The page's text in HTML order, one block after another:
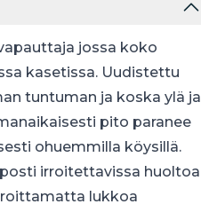
jossa koko
kasetissa. Uudistettu
tuntuman ja koska ylä ja
pito paranee
ohuemmilla köysillä.
irroitettavissa huoltoa
lukkoa